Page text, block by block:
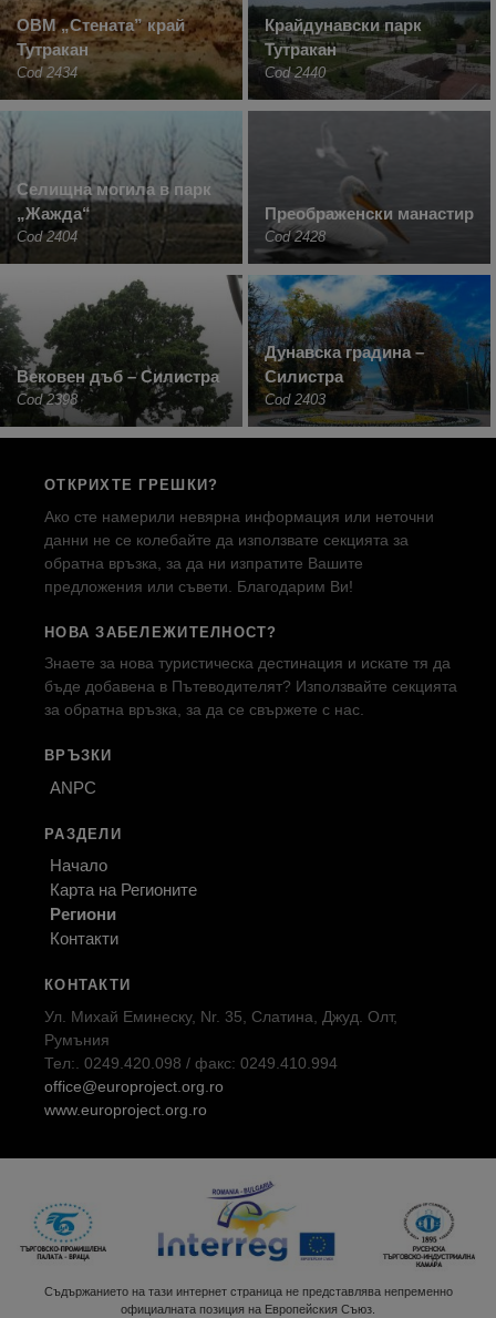
ОВМ „Стената” край
Тутракан
Cod 2434
Крайдунавски парк
Тутракан
Cod 2440
Селищна могила в парк
„Жажда“
Cod 2404
Преображенски манастир
Cod 2428
Вековен дъб – Силистра
Cod 2398
Дунавска градина –
Силистра
Cod 2403
ОТКРИХТЕ ГРЕШКИ?
Ако сте намерили невярна информация или неточни
данни не се колебайте да използвате секцията за
обратна връзка, за да ни изпратите Вашите
предложения или съвети. Благодарим Ви!
НОВА ЗАБЕЛЕЖИТЕЛНОСТ?
Знаете за нова туристическа дестинация и искате тя да
бъде добавена в Пътеводителят? Използвайте секцията
за обратна връзка, за да се свържете с нас.
ВРЪЗКИ
ANPC
РАЗДЕЛИ
Начало
Карта на Регионите
Региони
Контакти
КОНТАКТИ
Ул. Михай Еминеску, Nr. 35, Слатина, Джуд. Олт,
Румъния
Тел:. 0249.420.098 / факс: 0249.410.994
office@europroject.org.ro
www.europroject.org.ro
Съдържанието на тази интернет страница не представлява непременно
официалната позиция на Европейския Съюз.